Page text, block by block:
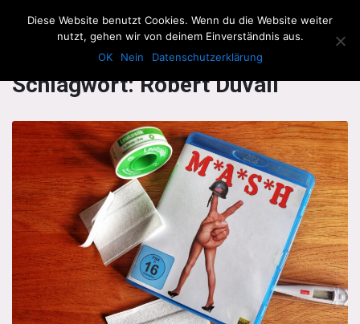
The Howling Men
Schlagwort:Robert Duvall
Diese Website benutzt Cookies. Wenn du die Website weiter
nutzt, gehen wir von deinem Einverständnis aus.
OK
Nein Datenschutzerklärung